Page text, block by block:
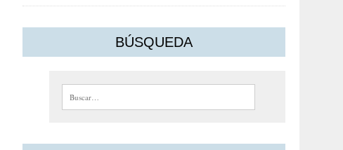
BÚSQUEDA
Buscar: